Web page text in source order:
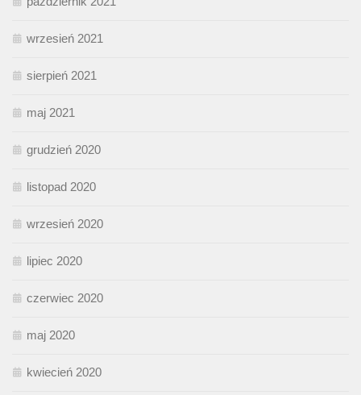
wrzesień 2021
sierpień 2021
maj 2021
grudzień 2020
listopad 2020
wrzesień 2020
lipiec 2020
czerwiec 2020
maj 2020
kwiecień 2020